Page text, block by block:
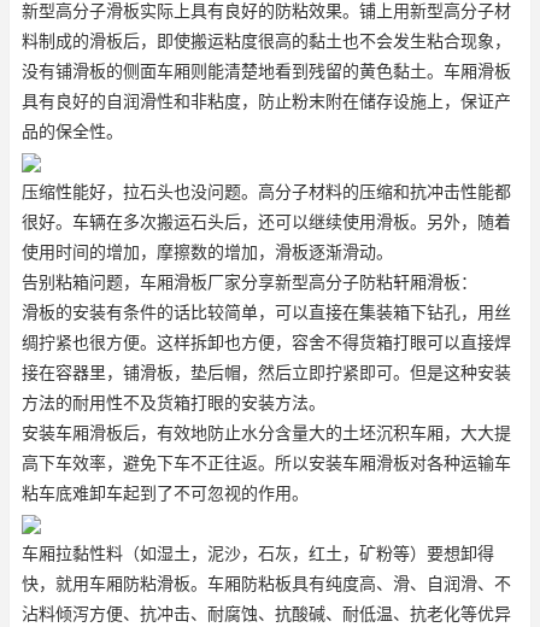
新型高分子滑板实际上具有良好的防粘效果。铺上用新型高分子材
料制成的滑板后，即使搬运粘度很高的黏土也不会发生粘合现象，
没有铺滑板的侧面车厢则能清楚地看到残留的黄色黏土。车厢滑板
具有良好的自润滑性和非粘度，防止粉末附在储存设施上，保证产
品的保全性。
压缩性能好，拉石头也没问题。高分子材料的压缩和抗冲击性能都
很好。车辆在多次搬运石头后，还可以继续使用滑板。另外，随着
使用时间的增加，摩擦数的增加，滑板逐渐滑动。
告别粘箱问题，车厢滑板厂家分享新型高分子防粘轩厢滑板：
滑板的安装有条件的话比较简单，可以直接在集装箱下钻孔，用丝
绸拧紧也很方便。这样拆卸也方便，容舍不得货箱打眼可以直接焊
接在容器里，铺滑板，垫后帽，然后立即拧紧即可。但是这种安装
方法的耐用性不及货箱打眼的安装方法。
安装车厢滑板后，有效地防止水分含量大的土坯沉积车厢，大大提
高下车效率，避免下车不正往返。所以安装车厢滑板对各种运输车
粘车底难卸车起到了不可忽视的作用。
车厢拉黏性料（如湿土，泥沙，石灰，红土，矿粉等）要想卸得
快，就用车厢防粘滑板。车厢防粘板具有纯度高、滑、自润滑、不
沾料倾泻方便、抗冲击、耐腐蚀、抗酸碱、耐低温、抗老化等优异